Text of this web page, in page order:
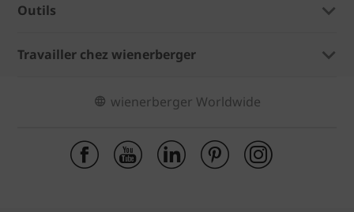
Outils
Travailler chez wienerberger
wienerberger Worldwide